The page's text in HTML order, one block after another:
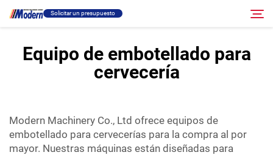
Solicitar un presupuesto
Equipo de embotellado para
cervecería
Modern Machinery Co., Ltd ofrece equipos de
embotellado para cervecerías para la compra al por
mayor. Nuestras máquinas están diseñadas para